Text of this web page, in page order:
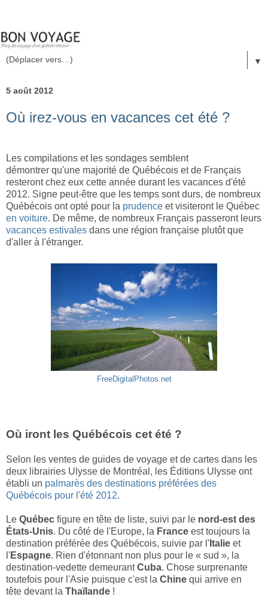
▼
5 août 2012
Où irez-vous en vacances cet été ?
Les compilations et les sondages semblent
démontrer qu'une majorité de Québécois et de Français
resteront chez eux cette année durant les vacances d'été
2012. Signe peut-être que les temps sont durs, de nombreux
Québécois ont opté pour la prudence et visiteront le Québec
en voiture. De même, de nombreux Français passeront leurs
vacances estivales dans une région française plutôt que
d'aller à l'étranger.
FreeDigitalPhotos.net
Où iront les Québécois cet été ?
Selon les ventes de guides de voyage et de cartes dans les
deux librairies Ulysse de Montréal, les Éditions Ulysse ont
établi un palmarès des destinations préférées des
Québécois pour l'été 2012.
Le Québec figure en tête de liste, suivi par le nord-est des
États-Unis. Du côté de l'Europe, la France est toujours la
destination préférée des Québécois, suivie par l' Italie et
l'Espagne. Rien d'étonnant non plus pour le « sud », la
destination-vedette demeurantCuba. Chose surprenante
toutefois pour l'Asie puisque c'est la Chine qui arrive en
tête devant la Thaïlande !